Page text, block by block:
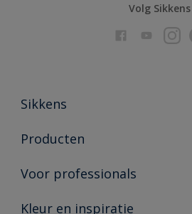
Volg Sikkens
Sikkens
Over Sikkens
Duurzaamheid
Producten
Producten voor binnen
Vind je verkooppunt
Voor professionals
Advies & service
Kleur en inspiratie